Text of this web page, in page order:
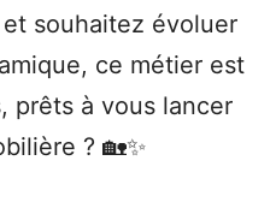
souhaitez évoluer
ce métier est
prêts à vous lancer
? 🏡✨